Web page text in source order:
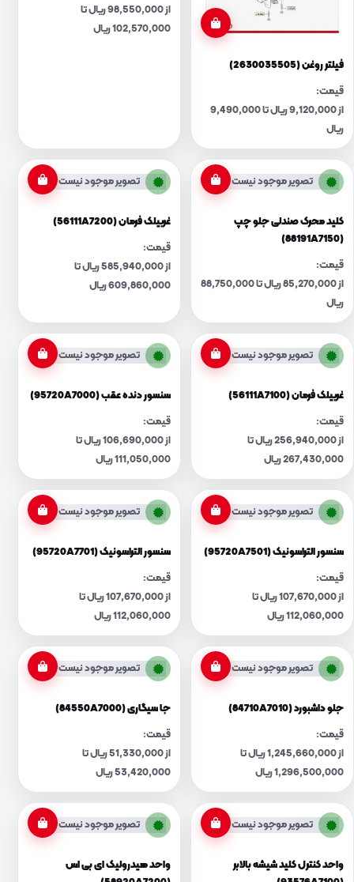
فیلتر روغن (2630035505)
قیمت:
از 9,120,000 ریال تا 9,490,000
ریال
از 98,550,000 ریال تا
102,570,000 ریال
تصویر موجود نیست
کلید محرک صندلی جلو چپ
(88191A7150)
قیمت:
از 85,270,000 ریال تا 88,750,000
ریال
تصویر موجود نیست
غربیلک فرمان (56111A7200)
قیمت:
از 585,940,000 ریال تا
609,860,000 ریال
تصویر موجود نیست
غربیلک فرمان (56111A7100)
قیمت:
از 256,940,000 ریال تا
267,430,000 ریال
تصویر موجود نیست
سنسور دنده عقب (95720A7000)
قیمت:
از 106,690,000 ریال تا
111,050,000 ریال
تصویر موجود نیست
سنسور التراسونیک (95720A7501)
قیمت:
از 107,670,000 ریال تا
112,060,000 ریال
تصویر موجود نیست
سنسور التراسونیک (95720A7701)
قیمت:
از 107,670,000 ریال تا
112,060,000 ریال
تصویر موجود نیست
جلو داشبورد (84710A7010)
قیمت:
از 1,245,660,000 ریال تا
1,296,500,000 ریال
تصویر موجود نیست
جا سیگاری (84550A7000)
قیمت:
از 51,330,000 ریال تا
53,420,000 ریال
تصویر موجود نیست
واحد کنترل کلید شیشه بالابر
تصویر موجود نیست
واحد هیدرولیک ای بی اس